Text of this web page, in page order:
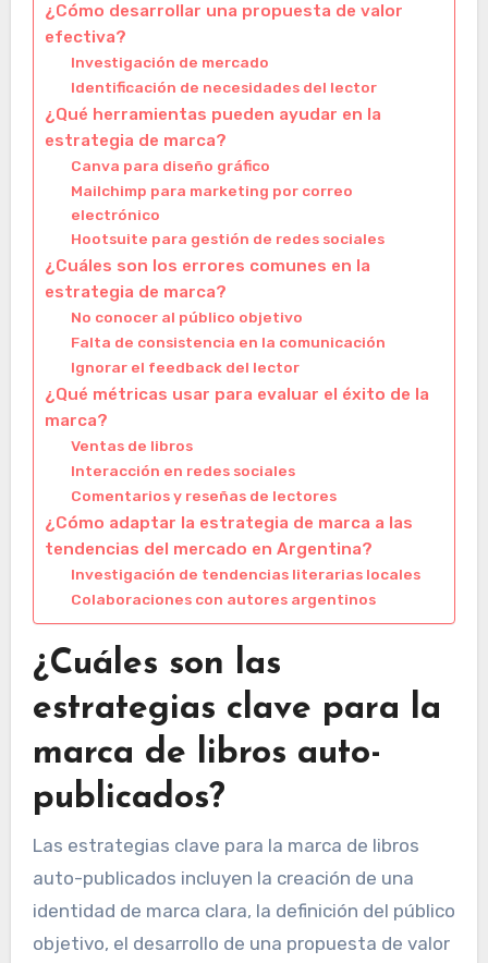
¿Cómo desarrollar una propuesta de valor
efectiva?
Investigación de mercado
Identificación de necesidades del lector
¿Qué herramientas pueden ayudar en la
estrategia de marca?
Canva para diseño gráfico
Mailchimp para marketing por correo
electrónico
Hootsuite para gestión de redes sociales
¿Cuáles son los errores comunes en la
estrategia de marca?
No conocer al público objetivo
Falta de consistencia en la comunicación
Ignorar el feedback del lector
¿Qué métricas usar para evaluar el éxito de la
marca?
Ventas de libros
Interacción en redes sociales
Comentarios y reseñas de lectores
¿Cómo adaptar la estrategia de marca a las
tendencias del mercado en Argentina?
Investigación de tendencias literarias locales
Colaboraciones con autores argentinos
¿Cuáles son las
estrategias clave para la
marca de libros auto-
publicados?
Las estrategias clave para la marca de libros
auto-publicados incluyen la creación de una
identidad de marca clara, la definición del público
objetivo, el desarrollo de una propuesta de valor